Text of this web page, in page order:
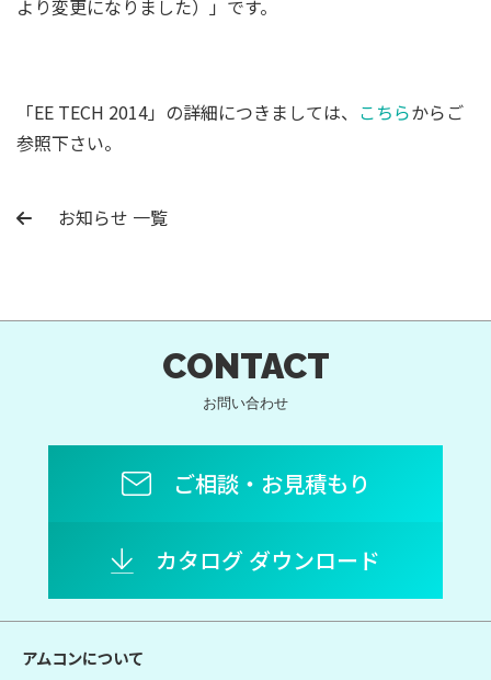
より変更になりました）」です。
「EE TECH 2014」の詳細につきましては、 こちらからご
参照下さい。
お知らせ 一覧
CONTACT
お問い合わせ
ご相談・お見積もり
カタログ ダウンロード
アムコンについて